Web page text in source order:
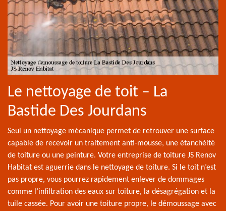
Le nettoyage de toit – La
Bastide Des Jourdans
Seul un nettoyage mécanique permet de retrouver une surface
capable de recevoir un traitement anti-mousse, une étanchéité
de toiture ou une peinture. Votre entreprise de toiture JS Renov
Habitat est aguerrie dans le nettoyage de toiture. Si le toit n’est
pas propre, vous pourrez rapidement enlever de dommages
comme l’infiltration des eaux sur toiture, la désagrégation et la
tuile cassée. Pour avoir une toiture propre, le démoussage avec